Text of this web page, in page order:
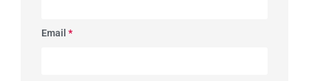
Email *